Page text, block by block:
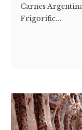
Carnes
Frigorífic...